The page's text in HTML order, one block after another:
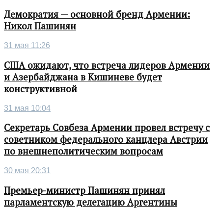
Демократия — основной бренд Армении:
Никол Пашинян
31 мая 11:26
США ожидают, что встреча лидеров Армении
и Азербайджана в Кишиневе будет
конструктивной
31 мая 10:04
Секретарь Совбеза Армении провел встречу с
советником федерального канцлера Австрии
по внешнеполитическим вопросам
30 мая 20:31
Премьер-министр Пашинян принял
парламентскую делегацию Аргентины